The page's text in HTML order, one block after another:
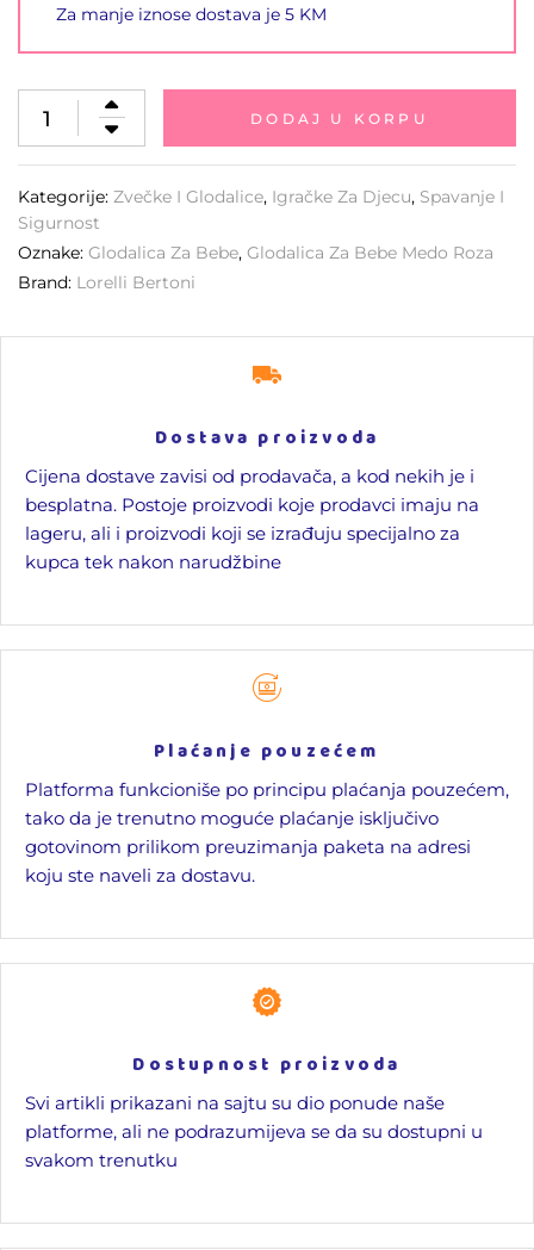
Za manje iznose dostava je 5 KM
DODAJ U KORPU
Kategorije: Zvečke I Glodalice, Igračke Za Djecu, Spavanje I
Sigurnost
Oznake: Glodalica Za Bebe, Glodalica Za Bebe Medo Roza
Brand: Lorelli Bertoni
Dostava proizvoda
Cijena dostave zavisi od prodavača, a kod nekih je i
besplatna. Postoje proizvodi koje prodavci imaju na
lageru, ali i proizvodi koji se izrađuju specijalno za
kupca tek nakon narudžbine
Plaćanje pouzećem
Platforma funkcioniše po principu plaćanja pouzećem,
tako da je trenutno moguće plaćanje isključivo
gotovinom prilikom preuzimanja paketa na adresi
koju ste naveli za dostavu.
Dostupnost proizvoda
Svi artikli prikazani na sajtu su dio ponude naše
platforme, ali ne podrazumijeva se da su dostupni u
svakom trenutku